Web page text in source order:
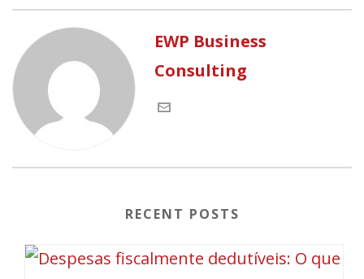
EWP Business
Consulting
RECENT POSTS